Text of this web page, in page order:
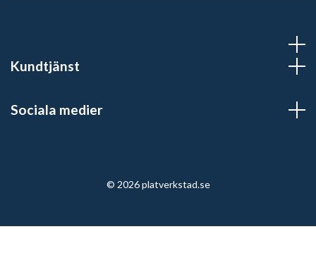
Kundtjänst
Sociala medier
© 2026 platverkstad.se